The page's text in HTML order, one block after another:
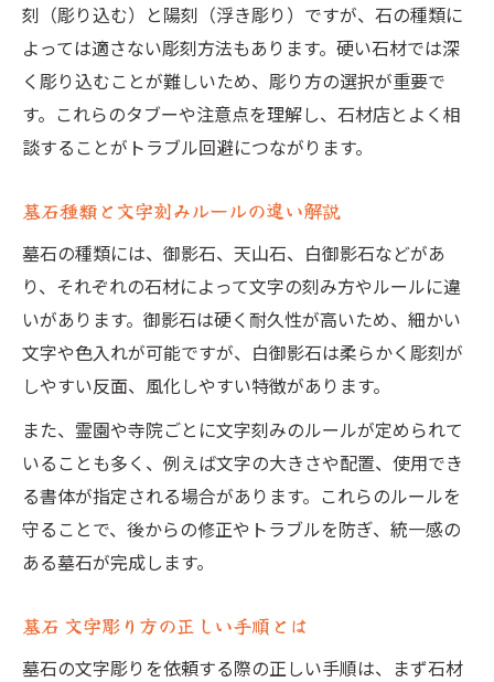
刻（彫り込む）と陽刻（浮き彫り）ですが、石の種類に
よっては適さない彫刻方法もあります。硬い石材では深
く彫り込むことが難しいため、彫り方の選択が重要で
す。これらのタブーや注意点を理解し、石材店とよく相
談することがトラブル回避につながります。
墓石種類と文字刻みルールの違い解説
墓石の種類には、御影石、天山石、白御影石などがあ
り、それぞれの石材によって文字の刻み方やルールに違
いがあります。御影石は硬く耐久性が高いため、細かい
文字や色入れが可能ですが、白御影石は柔らかく彫刻が
しやすい反面、風化しやすい特徴があります。
また、霊園や寺院ごとに文字刻みのルールが定められて
いることも多く、例えば文字の大きさや配置、使用でき
る書体が指定される場合があります。これらのルールを
守ることで、後からの修正やトラブルを防ぎ、統一感の
ある墓石が完成します。
墓石 文字彫り方の正しい手順とは
墓石の文字彫りを依頼する際の正しい手順は、まず石材